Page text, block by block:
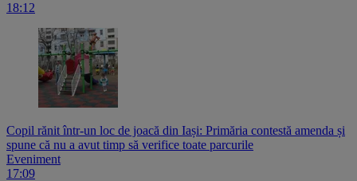
18:12
Copil rănit într-un loc de joacă din Iași: Primăria contestă amenda și
spune că nu a avut timp să verifice toate parcurile
Eveniment
17:09